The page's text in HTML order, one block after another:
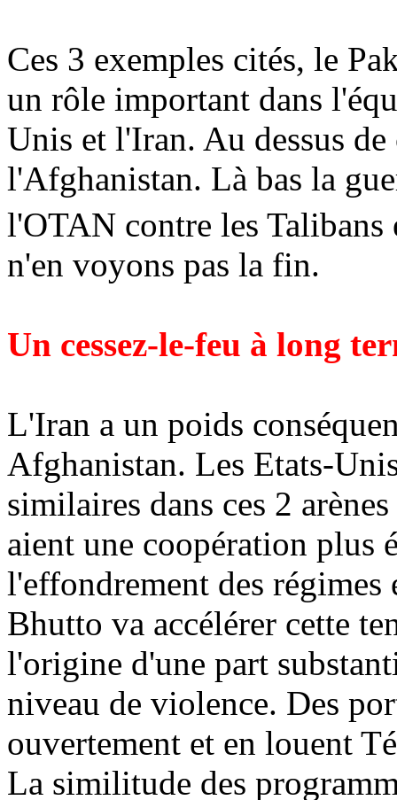
Ces 3 exemples cités, le
un rôle important dans
Unis et l'Iran. Au dessus
l'Afghanistan. Là bas la
l'OTAN contre les Talibans
n'en voyons pas la fin.
Un cessez-le-feu à long
L'Iran a un poids
Afghanistan. Les Etats-
similaires dans ces 2
aient une coopération plus
l'effondrement des
Bhutto va accélérer cette
l'origine d'une part
niveau de violence. Des
ouvertement et en louent
La similitude des